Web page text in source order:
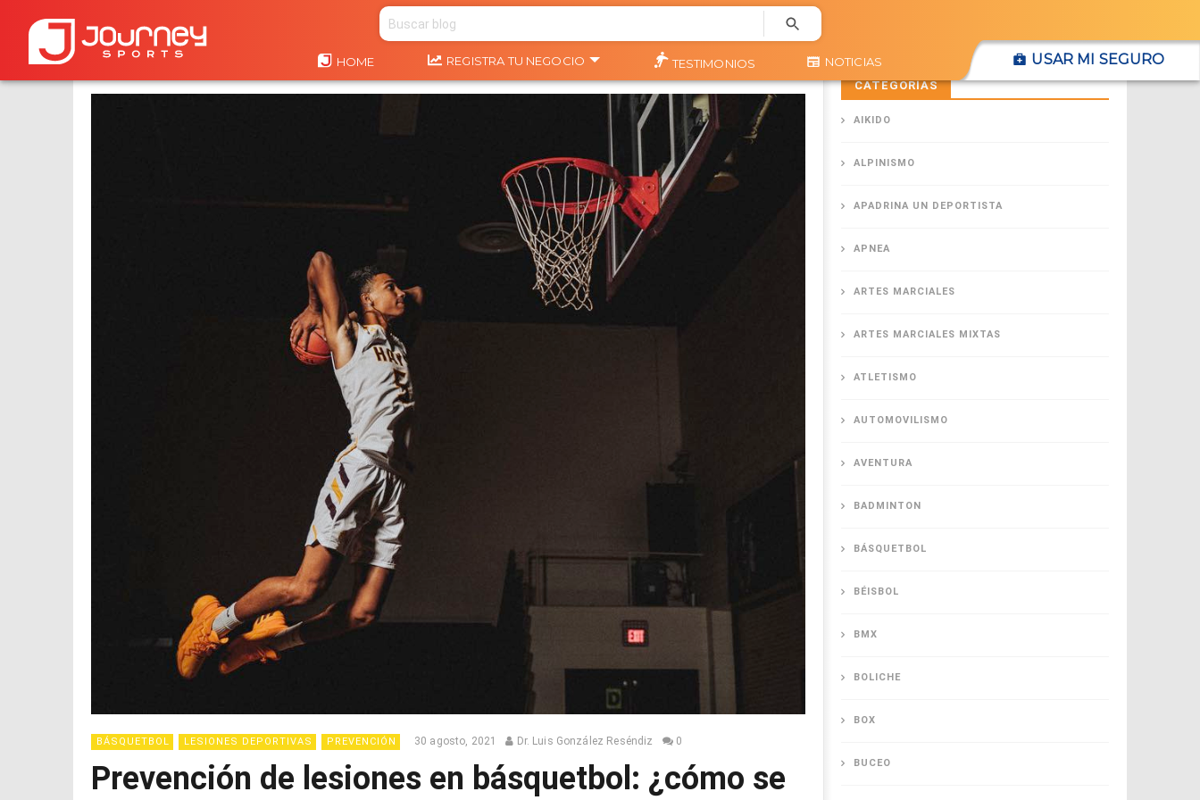
HOME REGISTRA TU NEGOCIO TESTIMONIOS NOTICIAS USAR MI SEGURO
BÁSQUETBOL LESIONES DEPORTIVAS PREVENCIÓN 30 agosto, 2021 Dr. Luis González Reséndiz 0
Prevención de lesiones en básquetbol: ¿cómo se
CATEGORÍAS
AIKIDO
ALPINISMO
APADRINA UN DEPORTISTA
APNEA
ARTES MARCIALES
ARTES MARCIALES MIXTAS
ATLETISMO
AUTOMOVILISMO
AVENTURA
BADMINTON
BÁSQUETBOL
BÉISBOL
BMX
BOLICHE
BOX
BUCEO